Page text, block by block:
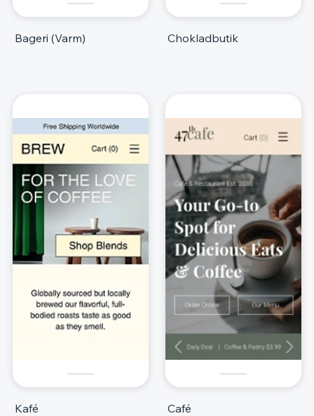
Bageri (Varm) Chokladbutik
Kafé Café